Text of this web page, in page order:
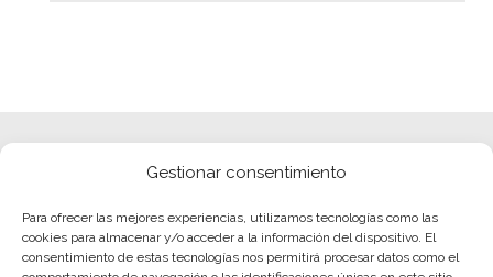
Gestionar consentimiento
Para ofrecer las mejores experiencias, utilizamos tecnologías como las
cookies para almacenar y/o acceder a la información del dispositivo. El
consentimiento de estas tecnologías nos permitirá procesar datos como el